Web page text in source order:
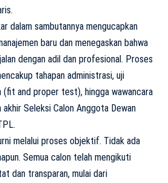
dalam sambutannya mengucapkan
baru dan menegaskan bahwa
dengan adil dan profesional. Proses
tahapan administrasi, uji
(fit and proper test), hingga wawancara
akhir Seleksi Calon Anggota Dewan
melalui proses objektif. Tidak ada
Semua calon telah mengikuti
dan transparan, mulai dari